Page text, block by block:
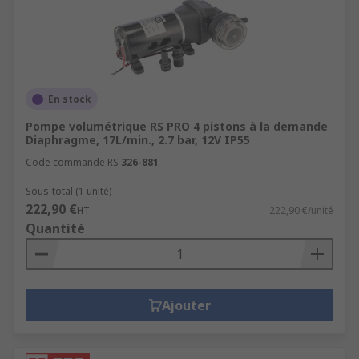
En stock
Pompe volumétrique RS PRO 4 pistons à la demande
Diaphragme, 17L/min., 2.7 bar, 12V IP55
Code commande RS 326-881
Sous-total (1 unité)
222,90 €HT 222,90 €/unité
Quantité
Ajouter